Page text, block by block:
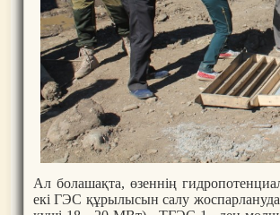
Ал болашақта, өзеннің
екі ГЭС құрылысын салу